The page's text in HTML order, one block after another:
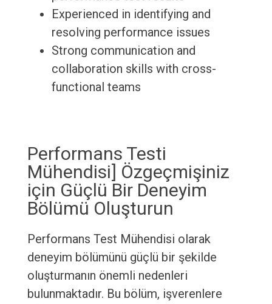
Experienced in identifying and
resolving performance issues
Strong communication and
collaboration skills with cross-
functional teams
Performans Testi
Mühendisi] Özgeçmişiniz
için Güçlü Bir Deneyim
Bölümü Oluşturun
Performans Test Mühendisi olarak
deneyim bölümünü güçlü bir şekilde
oluşturmanın önemli nedenleri
bulunmaktadır. Bu bölüm, işverenlere